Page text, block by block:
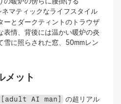
マティックなライフスタイル
ーとダークティントのトラウザ
表情、背後には温かい暖炉の炎
雪に照らされた窓、50mmレン
メット
[adult AI man] の超リアル